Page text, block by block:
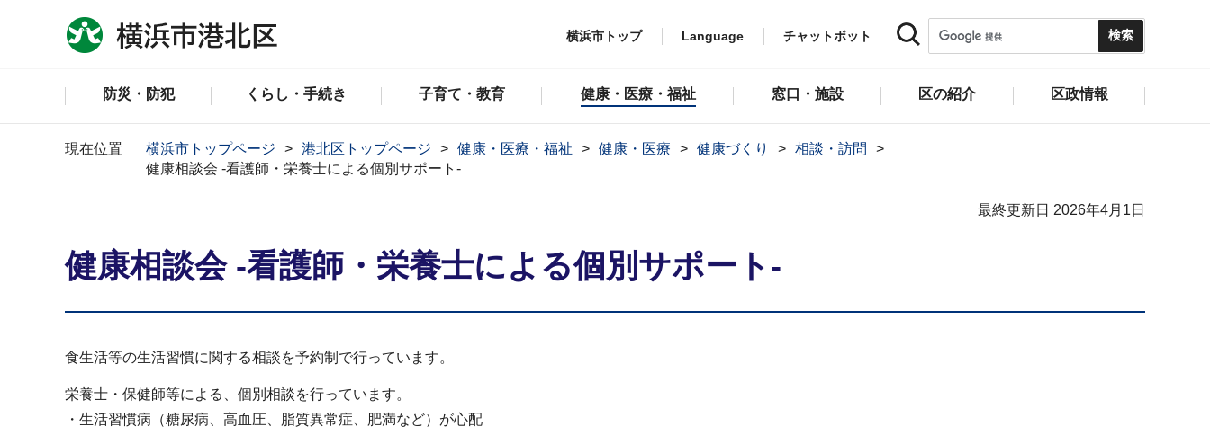
横浜市トップ Language チャットボット
防災・防犯 くらし・手続き 子育て・教育 健康・医療・福祉 窓口・施設 区の紹介 区政情報
現在位置 横浜市トップページ 港北区トップページ 健康・医療・福祉 健康・医療 健康づくり
相談・訪問
健康相談会 -看護師・栄養士による個別サポート-
最終更新日 2026年4月1日
健康相談会 -看護師・栄養士による個別サポート-
食生活等の生活習慣に関する相談を予約制で行っています。
栄養士・保健師等による、個別相談を行っています。
・生活習慣病（糖尿病、高血圧、脂質異常症、肥満など）が心配